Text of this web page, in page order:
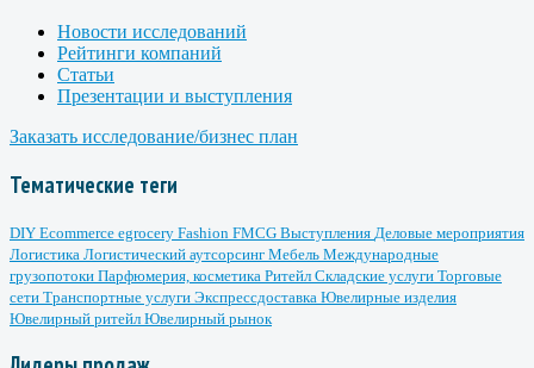
Новости исследований
Рейтинги компаний
Статьи
Презентации и выступления
Заказать исследование/бизнес план
Тематические теги
DIY Ecommerce egrocery Fashion FMCG Выступления Деловые мероприятия
Логистика Логистический аутсорсинг Мебель Международные
грузопотоки Парфюмерия, косметика Ритейл Складские услуги Торговые
сети Транспортные услуги Экспрессдоставка Ювелирные изделия
Ювелирный ритейл Ювелирный рынок